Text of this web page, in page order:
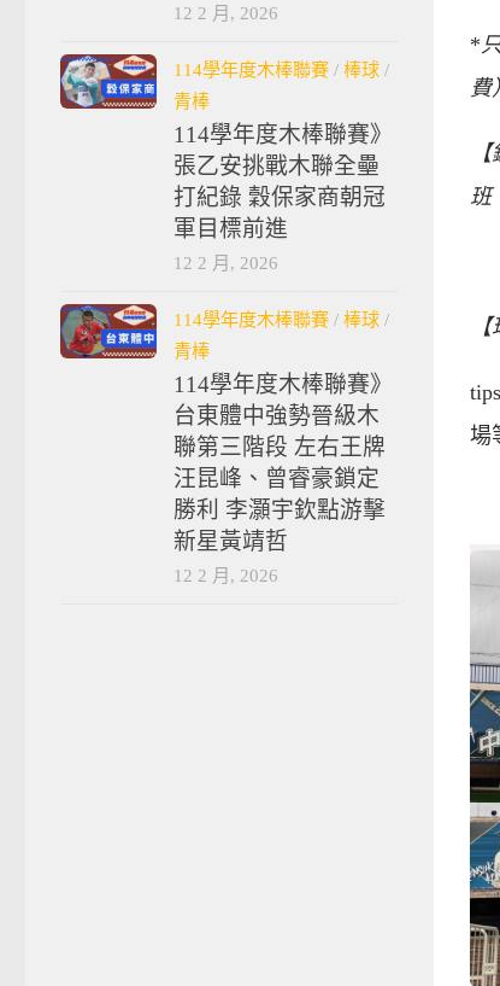
*
費）
班
場
12 2 月, 2026
114學年度木棒聯賽 / 棒球 /
青棒
114學年度木棒聯賽》
張乙安挑戰木聯全壘
打紀錄 穀保家商朝冠
軍目標前進
12 2 月, 2026
114學年度木棒聯賽 / 棒球 /
青棒
114學年度木棒聯賽》
台東體中強勢晉級木
聯第三階段 左右王牌
汪昆峰、曾睿豪鎖定
勝利 李灝宇欽點游擊
新星黃靖哲
12 2 月, 2026